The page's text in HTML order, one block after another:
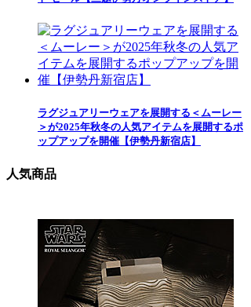
ラグジュアリーウェアを展開する＜ムーレー
＞が2025年秋冬の人気アイテムを展開するポ
ップアップを開催【伊勢丹新宿店】
人気商品